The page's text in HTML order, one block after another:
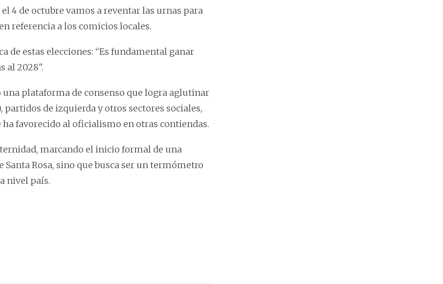
4 de octubre vamos a reventar las urnas para
referencia a los comicios locales.
de estas elecciones: “Es fundamental ganar
al 2028".
una plataforma de consenso que logra aglutinar
de izquierda y otros sectores sociales,
favorecido al oficialismo en otras contiendas.
marcando el inicio formal de una
Rosa, sino que busca ser un termómetro
nivel país.